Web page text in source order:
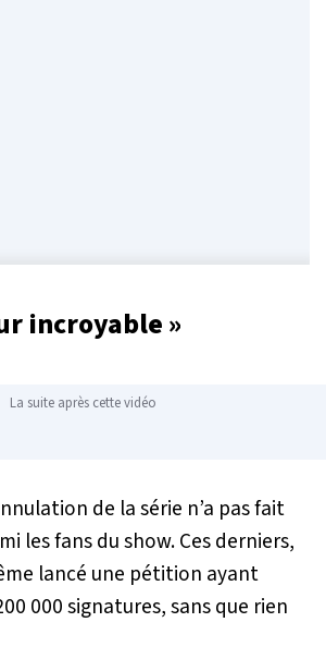
incroyable »
La suite après cette vidéo
de la série n’a pas fait
les fans du show. Ces derniers,
lancé une pétition ayant
000 signatures, sans que rien